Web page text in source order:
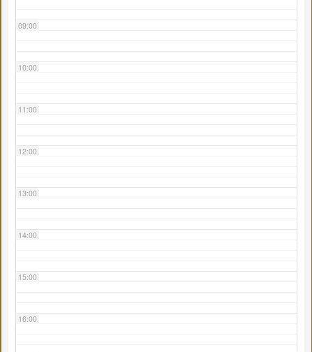
09:00
10:00
11:00
12:00
13:00
14:00
15:00
16:00